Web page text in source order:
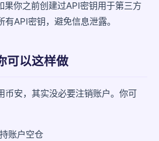
果你之前创建过API密钥用于第三方
API密钥，避免信息泄露。
可以这样做
币安，其实没必要注销账户。你可
账户空仓